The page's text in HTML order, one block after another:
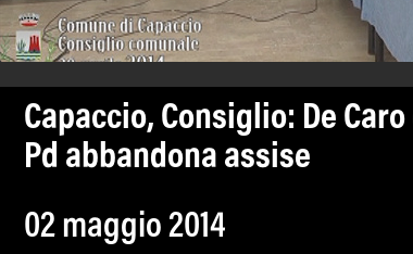
Capaccio, Consiglio: De
Pd abbandona assise
02 maggio 2014